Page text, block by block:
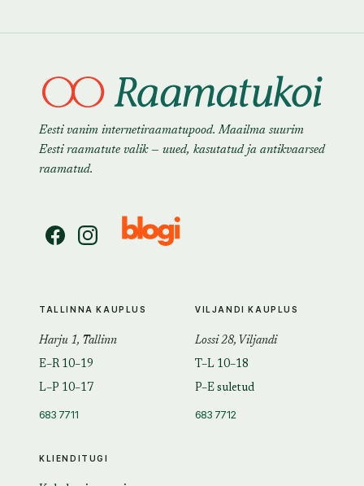
Eesti vanim internetiraamatupood. Maailma suurim
Eesti raamatute valik — uued, kasutatud ja antikvaarsed
raamatud.
KLIENDITUGI
TALLINNA KAUPLUS
Harju 1, Tallinn
E–R 10–19
L–P 10–17
683 7711
VILJANDI KAUPLUS
Lossi 28, Viljandi
T–L 10–18
P–E suletud
683 7712